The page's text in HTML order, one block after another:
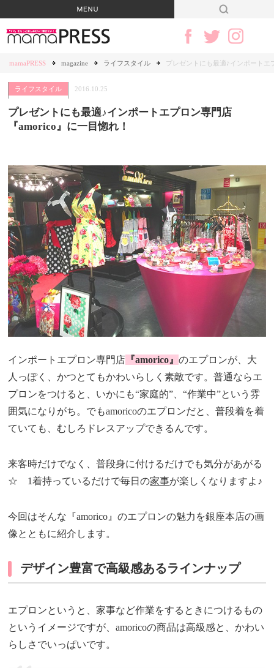
mamaPRESS magazine ライフスタイル プレゼントにも最適♪インポートエ
ライフスタイル 2016.10.25
プレゼントにも最適♪インポートエプロン専門店
『amorico』に一目惚れ！
インポートエプロン専門店 『amorico』のエプロンが、大
人っぽく、かつとてもかわいらしく素敵です。普通ならエ
プロンをつけると、いかにも“家庭的”、“作業中”という雰
囲気になりがち。でもamoricoのエプロンだと、普段着を着
ていても、むしろドレスアップできるんです。
来客時だけでなく、普段身に付けるだけでも気分があがる
☆ 1着持っているだけで毎日の家事が楽しくなりますよ♪
今回はそんな『amorico』のエプロンの魅力を銀座本店の画
像とともに紹介します。
デザイン豊富で高級感あるラインナップ
エプロンというと、家事など作業をするときにつけるもの
というイメージですが、amoricoの商品は高級感と、かわい
らしさでいっぱいです。